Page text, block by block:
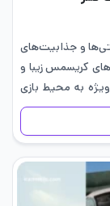
و جذابیت‌های
کریسمس زیبا و
به محیط بازی